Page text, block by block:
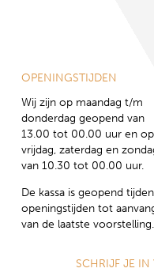
OPENINGSTIJDEN
Wij zijn op maandag t/m
donderdag geopend van
13.00 tot 00.00 uur en op
vrijdag, zaterdag en
van 10.30 tot 00.00 uur.
De kassa is geopend
openingstijden tot
van de laatste voorstelling.
SCHRIJF JE IN